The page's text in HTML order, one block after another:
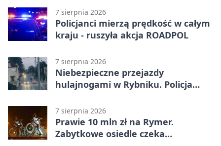
7 sierpnia 2026
Policjanci mierzą prędkość w całym
kraju - ruszyła akcja ROADPOL
7 sierpnia 2026
Niebezpieczne przejazdy
hulajnogami w Rybniku. Policja
7 sierpnia 2026
Prawie 10 mln zł na Rymer.
Zabytkowe osiedle czeka